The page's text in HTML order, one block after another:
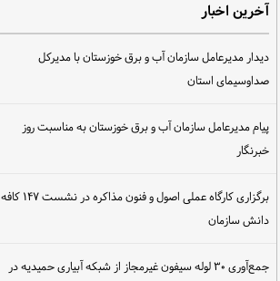
آخرین اخبار
دیدار مدیرعامل سازمان آب و برق خوزستان با مدیرکل
صداوسیمای استان
پیام مدیرعامل سازمان آب و برق خوزستان به مناسبت روز
خبرنگار
برگزاری کارگاه عملی اصول و فنون مذاکره در نشست ۱۴۷ کافه
دانش سازمان
جمع‌آوری ۳۰ لوله سیفون غیرمجاز از شبکه آبیاری حمیدیه در